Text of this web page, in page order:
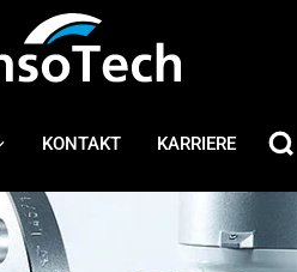
KONTAKT KARRIERE